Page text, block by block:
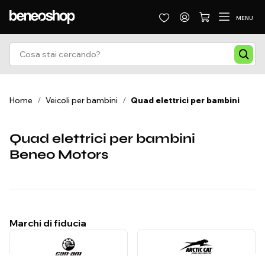
MENU
Home / Veicoli per bambini / Quad elettrici per bambini
Quad elettrici per bambini
Beneo Motors
Marchi di fiducia